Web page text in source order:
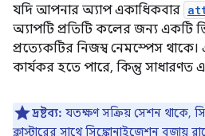
যদি আপনার অ্যাপ একাধিকবার
অ্যাপটি প্রতিটি কলের জন্য একটি
প্রত্যেকটির নিজস্ব নেমস্পেস থাকে।
কার্যকর হতে পারে, কিন্তু সাধারণত
দ্রষ্টব্য: যতক্ষণ সক্রিয় সেশন থাকে,
ক্লাস্টারের সাথে সিঙ্ক্রোনাইজেশন বজায়